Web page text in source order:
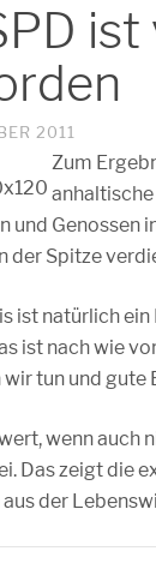
2011
Zum
und Genossen
der Spitze
ist natürlich
ist nach wie
wir tun und
wenn auch
Das zeigt die
aus der